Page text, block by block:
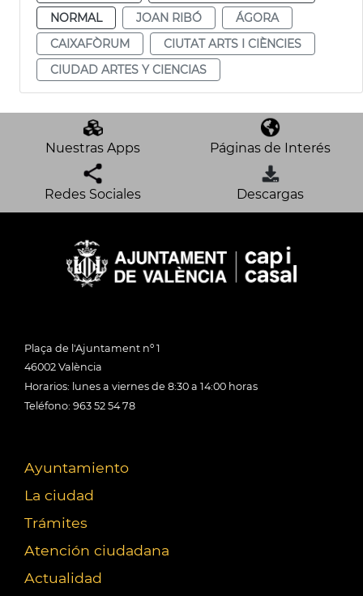
NORMAL
JOAN RIBÓ
ÁGORA
CAIXAFÒRUM
CIUTAT ARTS I CIÈNCIES
CIUDAD ARTES Y CIENCIAS
Nuestras Apps Páginas de Interés
Redes Sociales Descargas
Plaça de l'Ajuntament nº 1
46002 València
Horarios: lunes a viernes de 8:30 a 14:00 horas
Teléfono: 963 52 54 78
Ayuntamiento
La ciudad
Trámites
Atención ciudadana
Actualidad